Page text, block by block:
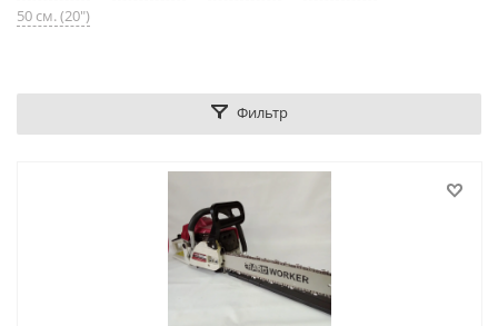
50 см. (20")
Фильтр